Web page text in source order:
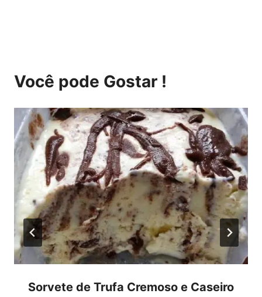
Você pode Gostar !
Sorvete de Trufa Cremoso e Caseiro